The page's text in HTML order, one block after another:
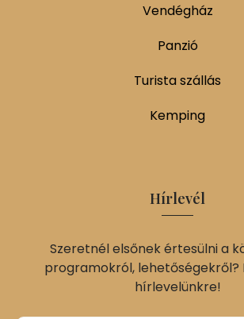
Vendégház
Panzió
Turista szállás
Kemping
Hírlevél
Szeretnél elsőnek értesülni a
programokról, lehetőségekről?
hírlevelünkre!